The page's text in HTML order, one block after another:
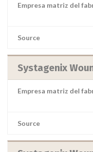
Empresa matriz del
Source
Systagenix
Empresa matriz del
Source